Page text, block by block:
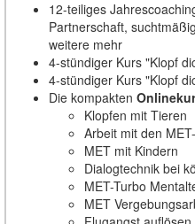
12-teiliges
Partnerschaft,
weitere mehr
4-stündiger Kurs "Klopf
4-stündiger Kurs "Klopf
Die kompakten
Klopfen mit Tieren
Arbeit mit den
MET mit Kindern
Dialogtechnik bei
MET-Turbo
MET